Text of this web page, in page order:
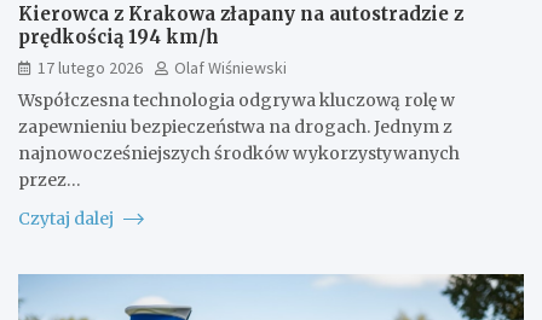
Kierowca z Krakowa złapany na autostradzie z
prędkością 194 km/h
17 lutego 2026
Olaf Wiśniewski
Współczesna technologia odgrywa kluczową rolę w
zapewnieniu bezpieczeństwa na drogach. Jednym z
najnowocześniejszych środków wykorzystywanych
przez…
Czytaj dalej